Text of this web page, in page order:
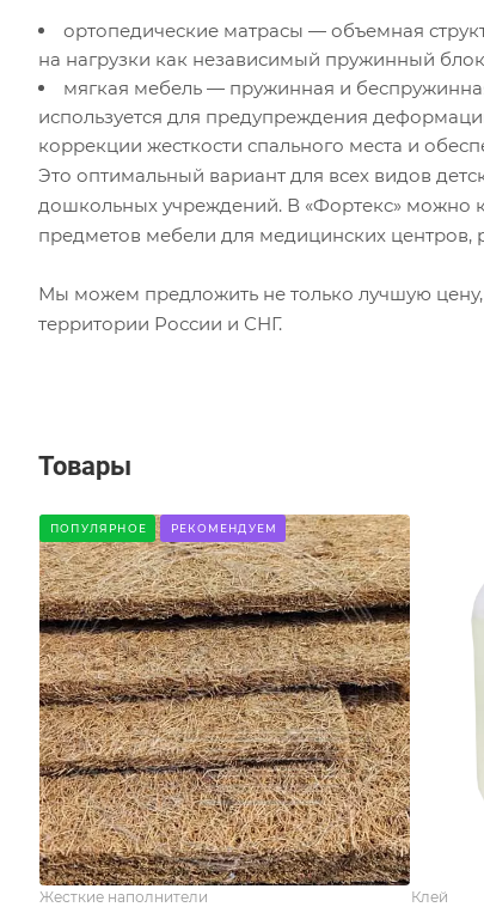
ортопедические матрасы — объемная
на нагрузки как независимый пружинный
мягкая мебель — пружинная и
используется для предупреждения
коррекции жесткости спального места и
Это оптимальный вариант для всех видов
дошкольных учреждений. В «Фортекс» можно
предметов мебели для медицинских
Мы можем предложить не только лучшую
территории России и СНГ.
Товары
ПОПУЛЯРНОЕ РЕКОМЕНДУЕМ
Жесткие наполнители Клей